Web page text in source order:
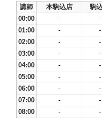
講師
本駒込店 駒
00:00
- -
01:00
- -
02:00
- -
03:00
- -
04:00
- -
05:00
- -
06:00
- -
07:00
- -
08:00
- -